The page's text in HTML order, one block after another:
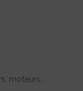
moteurs..